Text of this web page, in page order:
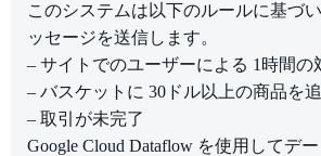
このシステムは以下のルールに基づ
ッセージを送信します。
– サイトでのユーザーによる 1時間の
– バスケットに 30ドル以上の商品を
– 取引が未完了
Google Cloud Dataflow を使用してデ